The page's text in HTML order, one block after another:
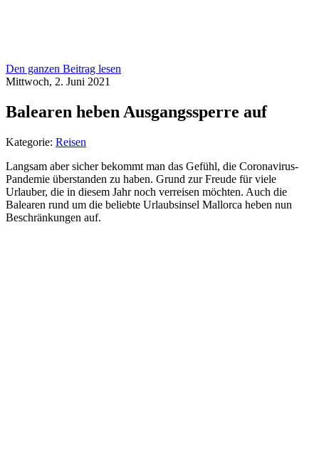
Den ganzen Beitrag lesen
Mittwoch, 2. Juni 2021
Balearen heben Ausgangssperre auf
Kategorie: Reisen
Langsam aber sicher bekommt man das Gefühl, die Coronavirus-
Pandemie überstanden zu haben. Grund zur Freude für viele
Urlauber, die in diesem Jahr noch verreisen möchten. Auch die
Balearen rund um die beliebte Urlaubsinsel Mallorca heben nun
Beschränkungen auf.